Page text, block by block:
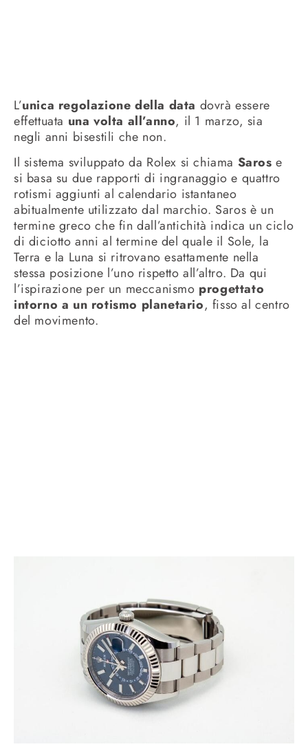
L’unica regolazione della data dovrà essere
effettuata una volta all’anno, il 1 marzo, sia
negli anni bisestili che non.
Il sistema sviluppato da Rolex si chiama Saros e
si basa su due rapporti di ingranaggio e quattro
rotismi aggiunti al calendario istantaneo
abitualmente utilizzato dal marchio. Saros è un
termine greco che fin dall’antichità indica un ciclo
di diciotto anni al termine del quale il Sole, la
Terra e la Luna si ritrovano esattamente nella
stessa posizione l’uno rispetto all’altro. Da qui
l’ispirazione per un meccanismo progettato
intorno a un rotismo planetario, fisso al centro
del movimento.